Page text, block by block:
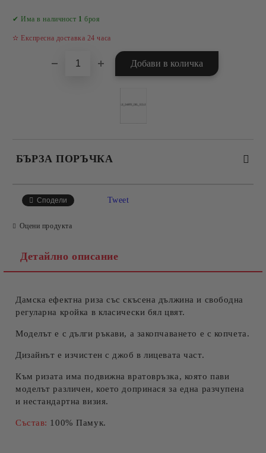
✔ Има в наличност 1 броя
✫ Експресна доставка 24 часа
БЪРЗА ПОРЪЧКА
Съгласен съм сПолитиката за лични данни
Ние ще се свържем с вас в рамките на работния ден.
Сподели Tweet
Оцени продукта
Детайлно описание
Дамска ефектна риза със скъсена дължина и свободна
регуларна кройка в класически бял цвят.
Моделът е с дълги ръкави, а закопчаването е с копчета.
Дизайнът е изчистен с джоб в лицевата част.
Към ризата има подвижна вратовръзка, която пави
моделът различен, което допринася за една разчупена
и нестандартна визия.
Състав: 100% Памук.